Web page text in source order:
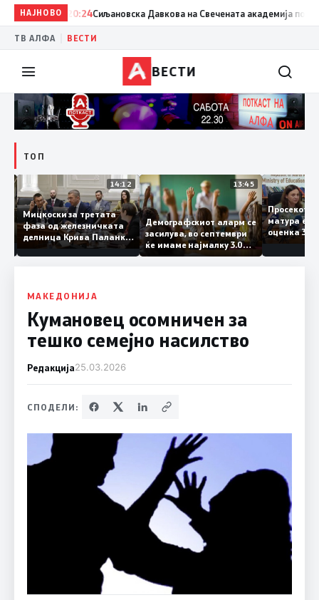
НАЈНОВО
20:24Сиљановска Давкова на Свечената академија по повод
ТВ АЛФА ВЕСТИ
ВЕСТИ
ТОП
15:20 14:12
Мицкоски за третата
фаза од железничката
делница Крива Паланка
– Деве Баир: Проектот
нема да заврши на
целина
13:45
Демографскиот аларм се
засилува, во септември
ќе имаме најмалку 3.000
првачиња помалку
матура
оценка
МАКЕДОНИЈА
Кумановец осомничен за
тешко семејно насилство
Редакција25.03.2026
СПОДЕЛИ: